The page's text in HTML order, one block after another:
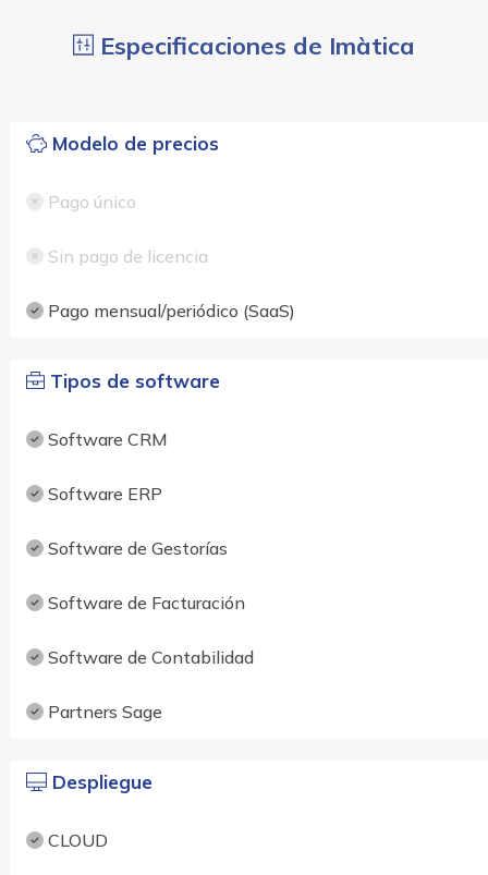
Especificaciones de Imàtica
Modelo de precios
Pago único
Sin pago de licencia
Pago mensual/periódico (SaaS)
Tipos de software
Software CRM
Software ERP
Software de Gestorías
Software de Facturación
Software de Contabilidad
Partners Sage
Despliegue
CLOUD